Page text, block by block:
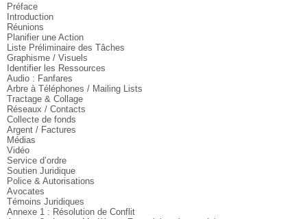
Préface
Introduction
Réunions
Planifier une Action
Liste Préliminaire des Tâches
Graphisme / Visuels
Identifier les Ressources
Audio : Fanfares
Arbre à Téléphones / Mailing Lists
Tractage & Collage
Réseaux / Contacts
Collecte de fonds
Argent / Factures
Médias
Vidéo
Service d’ordre
Soutien Juridique
Police & Autorisations
Avocates
Témoins Juridiques
Annexe 1 : Résolution de Conflit